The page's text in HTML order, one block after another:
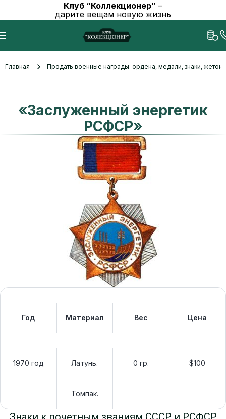
Клуб “Коллекционер” –
дарите вещам новую жизнь
Главная Продать военные награды: ордена, медали, знаки,
«Заслуженный энергетик
РСФСР»
Год Материал Вес Цена
1970 год Латунь.
Томпак.
0 гр. $100